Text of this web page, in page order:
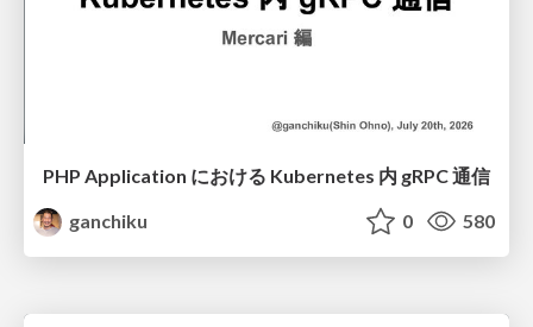
PHP Application における Kubernetes 内 gRPC 通信
ganchiku
0 580